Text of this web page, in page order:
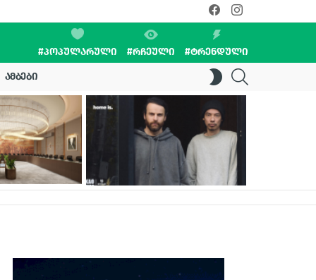
facebookinstagram
#ᲞᲝᲞᲣᲚᲐᲠᲣᲚᲘ #ᲠᲩᲔᲣᲚᲘ #ᲢᲠᲔᲜᲓᲣᲚᲘ
ᲐᲛᲑᲔᲑᲘ
SWITCH
SKIN